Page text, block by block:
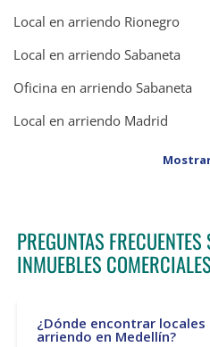
Local en arriendo Rionegro
Local en arriendo Sabaneta
Oficina en arriendo Sabaneta
Local en arriendo Madrid
PREGUNTAS
INMUEBLES COMERCIALES
¿Dónde encontrar locales
arriendo en Medellín?